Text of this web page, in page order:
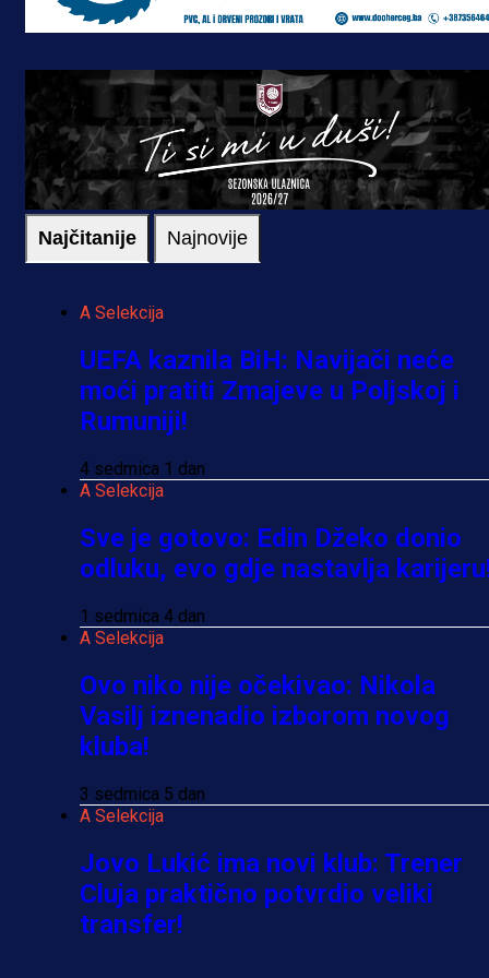
Najčitanije Najnovije
A Selekcija
UEFA kaznila BiH: Navijači neće
moći pratiti Zmajeve u Poljskoj i
Rumuniji!
4 sedmica 1 dan
A Selekcija
Sve je gotovo: Edin Džeko donio
odluku, evo gdje nastavlja
1 sedmica 4 dan
A Selekcija
Ovo niko nije očekivao: Nikola
Vasilj iznenadio izborom novog
kluba!
3 sedmica 5 dan
A Selekcija
Jovo Lukić ima novi klub: Trener
Cluja praktično potvrdio veliki
transfer!